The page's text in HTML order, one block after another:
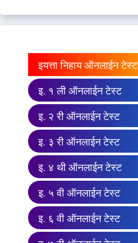
इयत्ता निहाय ऑनलाईन टेस्ट
इ. १ ली ऑनलाईन टेस्ट
इ. २ री ऑनलाईन टेस्ट
इ. ३ री ऑनलाईन टेस्ट
इ. ४ थी ऑनलाईन टेस्ट
इ. ५ वी ऑनलाईन टेस्ट
इ. ६ वी ऑनलाईन टेस्ट